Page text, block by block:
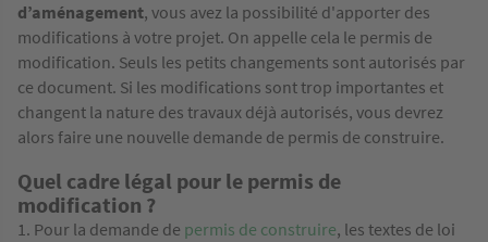
d’aménagement, vous avez la possibilité d'apporter des
modifications à votre projet. On appelle cela le permis de
modification. Seuls les petits changements sont autorisés par
ce document. Si les modifications sont trop importantes et
changent la nature des travaux déjà autorisés, vous devrez
alors faire une nouvelle demande de permis de construire.
Quel cadre légal pour le permis de
modification ?
Pour la demande de permis de construire, les textes de loi